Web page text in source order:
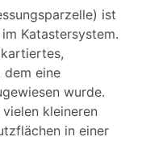
ist
Katastersystem.
eine
wurde.
kleineren
in einer